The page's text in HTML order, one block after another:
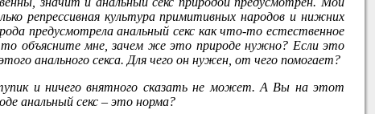
репрессивная культура примитивных народов и нижних
предусмотрела анальный секс как что-то естественное
объясните мне, зачем же это природе нужно? Если это
анального секса. Для чего он нужен, от чего помогает?
и ничего внятного сказать не может. А Вы на этот
анальный секс – это норма?